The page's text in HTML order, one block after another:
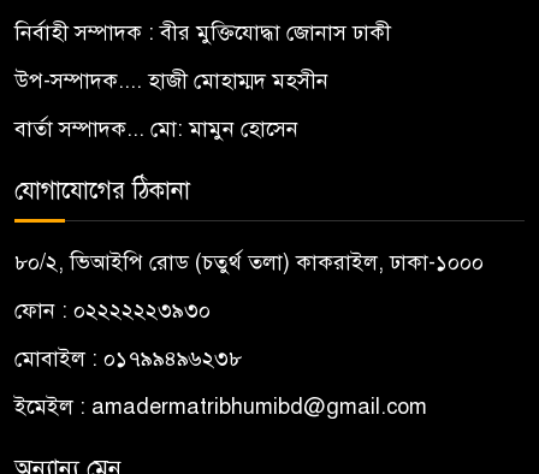
নির্বাহী সম্পাদক : বীর মুক্তিযোদ্ধা জোনাস ঢাকী
উপ-সম্পাদক.... হাজী মোহাম্মদ মহসীন
বার্তা সম্পাদক... মো: মামুন হোসেন
যোগাযোগের ঠিকানা
৮০/২, ভিআইপি রোড (চতুর্থ তলা) কাকরাইল, ঢাকা-১০০০
ফোন : ০২২২২২২৩৯৩০
মোবাইল : ০১৭৯৯৪৯৬২৩৮
ইমেইল : amadermatribhumibd@gmail.com